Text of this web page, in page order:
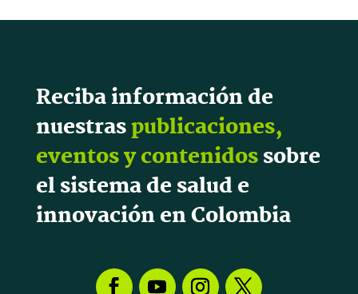
Reciba información de
nuestraspublicaciones,
eventos y contenidossobre
el sistema de salud e
innovación en Colombia